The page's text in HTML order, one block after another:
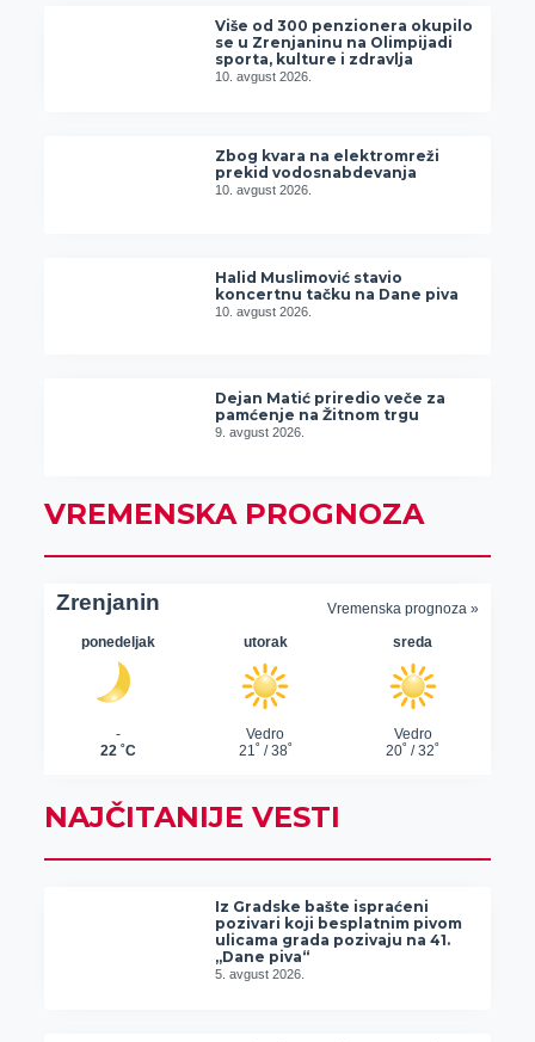
Više od 300 penzionera okupilo
se u Zrenjaninu na Olimpijadi
sporta, kulture i zdravlja
10. avgust 2026.
Zbog kvara na elektromreži
prekid vodosnabdevanja
10. avgust 2026.
Halid Muslimović stavio
koncertnu tačku na Dane piva
10. avgust 2026.
Dejan Matić priredio veče za
pamćenje na Žitnom trgu
9. avgust 2026.
VREMENSKA PROGNOZA
NAJČITANIJE VESTI
Iz Gradske bašte ispraćeni
pozivari koji besplatnim pivom
ulicama grada pozivaju na 41.
„Dane piva“
5. avgust 2026.